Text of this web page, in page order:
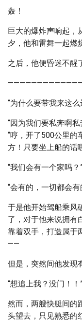
轰！
巨大的爆炸声响起，
夕，他和雷舞一起燃
之后，他便昏迷不醒
“为什么要带我来这么
“因为我们要私奔啊
“哼，开了500公里
方！只要坐上船的话
“我们会有一个家吗？
“会有的，一切都会
于是他开始驾船乘风
了，对于他来说拥有
靠着双手，打造属于
——
但是，突然间他发现
“想追上我？没门！！
然而，两艘快艇间的
头望去，只见熟悉的